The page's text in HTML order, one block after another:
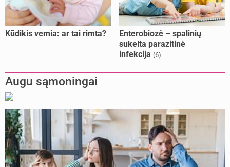
Kūdikis vemia: ar tai rimta?
Enterobiozė – spalinių
sukelta parazitinė
infekcija (6)
Augu sąmoningai